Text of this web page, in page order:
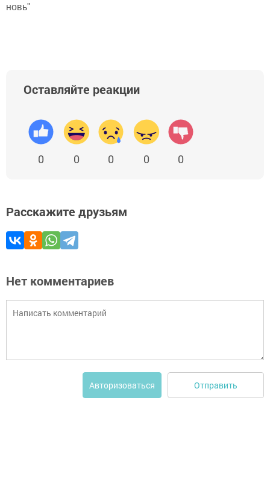
новь"
Оставляйте реакции
0 0 0 0 0
Расскажите друзьям
Нет комментариев
Авторизоваться Отправить